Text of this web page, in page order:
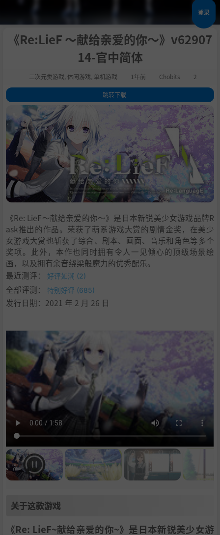
登录
《Re:LieF ～献给亲爱的你～》v62907
14-官中简体
二次元类游戏 休闲游戏 单机游戏 1年前 Chobits 2
跳转下载
关于这款游戏
2. 系统需求
3.支持作者
.学习
《Re: LieF～献给亲爱的你～》是日本新锐美少女游戏品牌R
ask推出的作品。荣获了萌系游戏大赏的剧情金奖，在美少
女游戏大赏也斩获了综合、剧本、画面、音乐和角色等多个
奖项。此外，本作也同时拥有令人一见倾心的顶级场景绘
画，以及拥有余音绕梁般魔力的优秀配乐。
最近测评：
好评如潮 (2)
全部评测： 特别好评 (685)
发行日期：2021 年 2 月 26 日
关于这款游戏
《Re: LieF~献给亲爱的你~》是日本新锐美少女游